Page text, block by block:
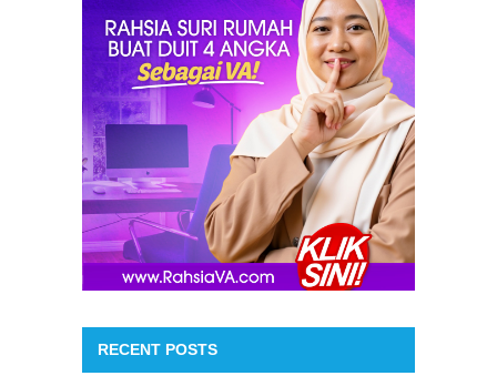
RECENT POSTS